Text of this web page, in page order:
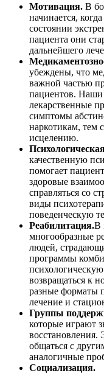
Мотивация. В
начинается,
состоянии
пациента они
дальнейшего
убеждены, что
важной частью
пациентов.
лекарственные
симптомы
наркотикам, тем
исцелению.
качественную
помогает
здоровые
справляться со
виды
поведенческую
Реабилитация.В
многообразные
людей,
программы
возвращаться к
разные форматы
лечение и
Группы
которые играют
восстановления.
общаться с
аналогичные
Социализация.